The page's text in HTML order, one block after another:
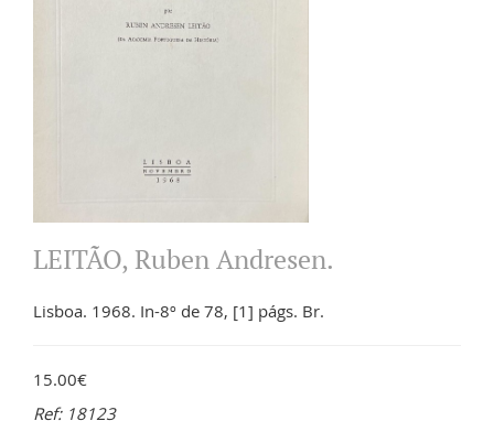
LEITÃO, Ruben Andresen.
Lisboa. 1968. In-8º de 78, [1] págs. Br.
15.00€
Ref: 18123